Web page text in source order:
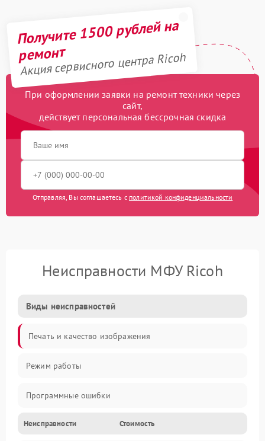
Получите 1500 рублей на
ремонт
Акция сервисного центра Ricoh
При оформлении заявки на ремонт техники через
сайт,
действует персональная бессрочная скидка
Отправляя, Вы соглашаетесь с политикой конфиденциальности
Неисправности МФУ Ricoh
Виды неисправностей
Печать и качество изображения
Режим работы
Программные ошибки
Картриджи и расходники
Неисправности Стоимость